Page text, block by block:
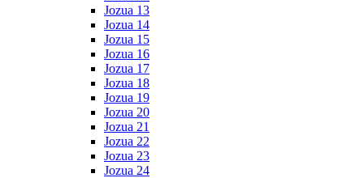
Jozua 13
Jozua 14
Jozua 15
Jozua 16
Jozua 17
Jozua 18
Jozua 19
Jozua 20
Jozua 21
Jozua 22
Jozua 23
Jozua 24